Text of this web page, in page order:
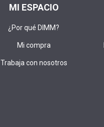
MI ESPACIO
¿Por qué DIMM?
Mi compra
Trabaja con nosotros